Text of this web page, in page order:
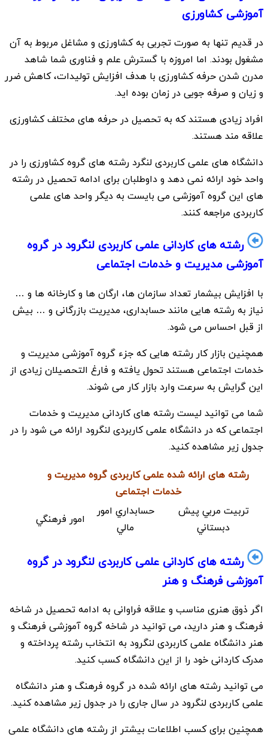
آموزشی کشاورزی
در قدیم تنها به صورت تجربی به کشاورزی و مشاغل مربوط به آن
مشغول بودند. اما امروزه با گسترش علم و فناوری شما شاهد
مدرن شدن حرفه کشاورزی با هدف افزایش تولیدات، کاهش ضرر
و زیان و صرفه جویی در زمان بوده اید.
افراد زیادی هستند که به تحصیل در حرفه های مختلف کشاورزی
علاقه مند هستند.
دانشگاه های علمی کاربردی لنگرد رشته های گروه کشاورزی را در
واحد خود ارائه نمی دهد و داوطلبان برای ادامه تحصیل در رشته
های این گروه آموزشی می بایست به دیگر واحد های علمی
کاربردی مراجعه کنند.
رشته های کاردانی علمی کاربردی لنگرود در گروه
آموزشی مدیریت و خدمات اجتماعی
با افزایش بیشمار تعداد سازمان ها، ارگان ها و کارخانه ها و …
نیاز به رشته هایی مانند حسابداری، مدیریت بازرگانی و … بیش
از قبل احساس می شود.
همچنین بازار کار رشته هایی که جزء گروه آموزشی مدیریت و
خدمات اجتماعی هستند تحول یافته و فارغ التحصیلان زیادی از
این گرایش به سرعت وارد بازار کار می شوند.
شما می توانید لیست رشته های کاردانی مدیریت و خدمات
اجتماعی که در دانشگاه علمی کاربردی لنگرود ارائه می شود را در
جدول زیر مشاهده کنید.
رشته های ارائه شده علمی کاربردی گروه مدیریت و
خدمات اجتماعی
تربيت مربي پيش
دبستاني
حسابداري امور
مالي
امور فرهنگي
رشته های کاردانی علمی کاربردی لنگرود در گروه
آموزشی فرهنگ و هنر
اگر ذوق هنری مناسب و علاقه فراوانی به ادامه تحصیل در شاخه
فرهنگ و هنر دارید، می توانید در شاخه گروه آموزشی فرهنگ و
هنر دانشگاه علمی کاربردی لنگرود به انتخاب رشته پرداخته و
مدرک کاردانی خود را از این دانشگاه کسب کنید.
می توانید رشته های ارائه شده در گروه فرهنگ و هنر دانشگاه
علمی کاربردی لنگرود در سال جاری را در جدول زیر مشاهده کنید.
همچنین برای کسب اطلاعات بیشتر از رشته های دانشگاه علمی